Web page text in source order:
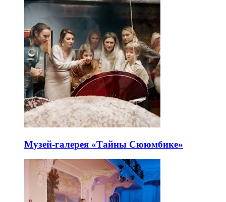
Музей-галерея «Тайны Сююмбике»